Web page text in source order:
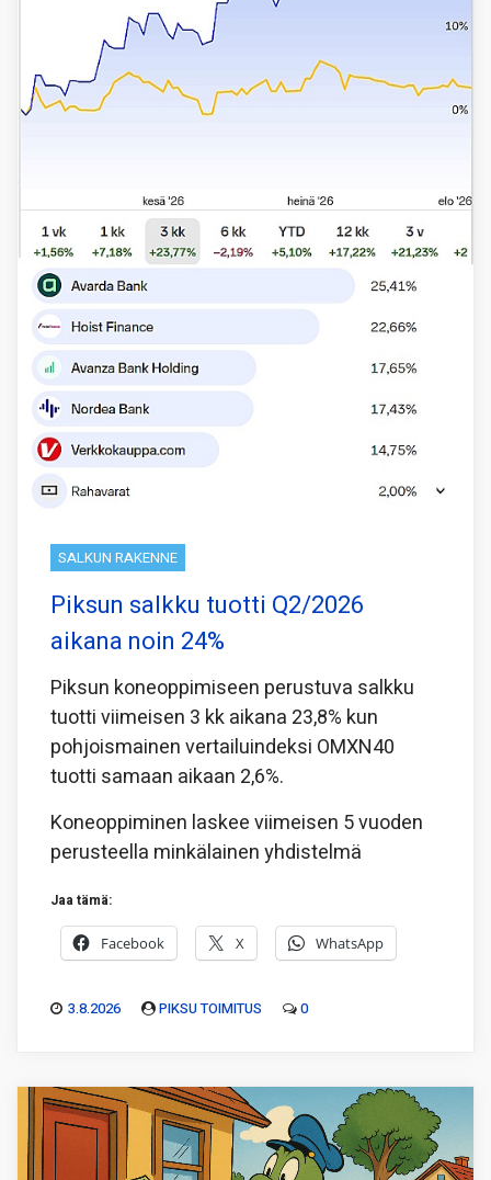
SALKUN RAKENNE
Piksun salkku tuotti Q2/2026
aikana noin 24%
Piksun koneoppimiseen perustuva salkku
tuotti viimeisen 3 kk aikana 23,8% kun
pohjoismainen vertailuindeksi OMXN40
tuotti samaan aikaan 2,6%.
Koneoppiminen laskee viimeisen 5 vuoden
perusteella minkälainen yhdistelmä
Jaa tämä:
Facebook X WhatsApp
3.8.2026 PIKSU TOIMITUS 0